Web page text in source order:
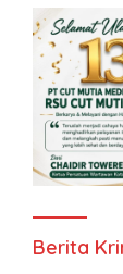
Berita